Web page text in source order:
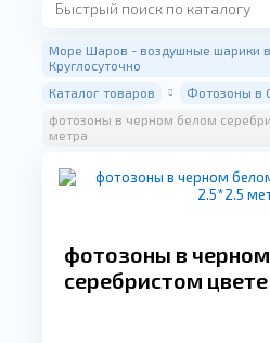
Море Шаров - воздушные шарики
Круглосуточно
Каталог товаров
Фотозоны в
фотозоны в черном белом
метра
фотозоны в
серебристом